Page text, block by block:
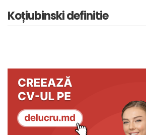
Koțiubinski definitie